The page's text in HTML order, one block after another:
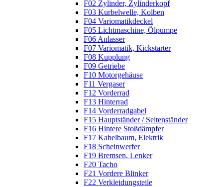
F02 Zylinder, Zylinderkopf
F03 Kurbelwelle, Kolben
F04 Variomatikdeckel
F05 Lichtmaschine, Ölpumpe
F06 Anlasser
F07 Variomatik, Kickstarter
F08 Kupplung
F09 Getriebe
F10 Motorgehäuse
F11 Vergaser
F12 Vorderrad
F13 Hinterrad
F14 Vorderradgabel
F15 Hauptständer / Seitenständer
F16 Hintere Stoßdämpfer
F17 Kabelbaum, Elektrik
F18 Scheinwerfer
F19 Bremsen, Lenker
F20 Tacho
F21 Vordere Blinker
F22 Verkleidungsteile